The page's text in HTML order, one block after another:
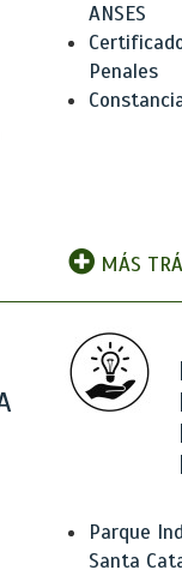
ANSES
Penales
MÁS
Parque
Santa